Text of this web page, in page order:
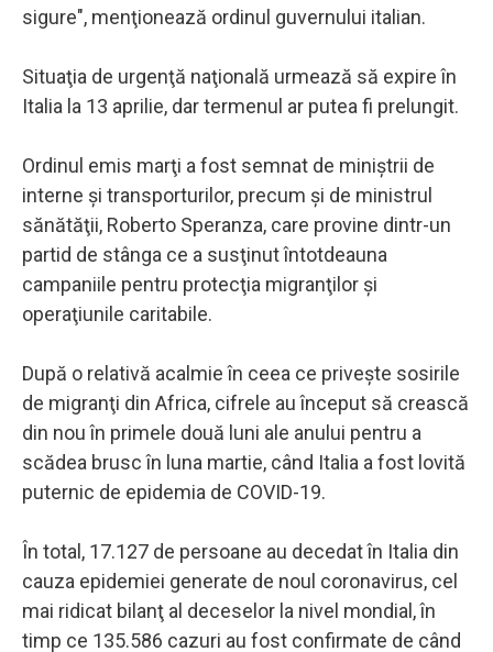
sigure", menţionează ordinul guvernului italian.
Situaţia de urgenţă naţională urmează să expire în
Italia la 13 aprilie, dar termenul ar putea fi prelungit.
Ordinul emis marţi a fost semnat de miniştrii de
interne şi transporturilor, precum şi de ministrul
sănătăţii, Roberto Speranza, care provine dintr-un
partid de stânga ce a susţinut întotdeauna
campaniile pentru protecţia migranţilor şi
operaţiunile caritabile.
După o relativă acalmie în ceea ce priveşte sosirile
de migranţi din Africa, cifrele au început să crească
din nou în primele două luni ale anului pentru a
scădea brusc în luna martie, când Italia a fost lovită
puternic de epidemia de COVID-19.
În total, 17.127 de persoane au decedat în Italia din
cauza epidemiei generate de noul coronavirus, cel
mai ridicat bilanţ al deceselor la nivel mondial, în
timp ce 135.586 cazuri au fost confirmate de când